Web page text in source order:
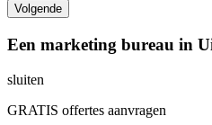
Een marketing bureau in
sluiten
GRATIS offertes aanvragen